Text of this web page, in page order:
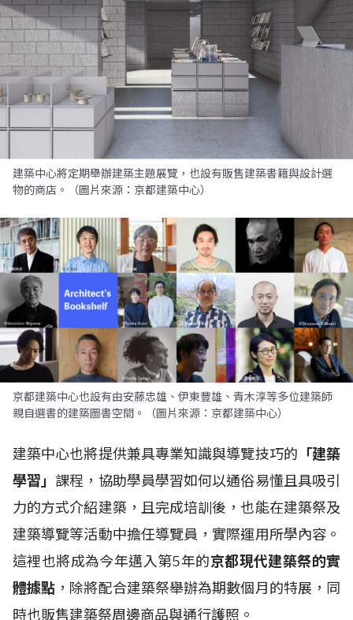
建築中心將定期舉辦建築主題展覽，也設有販售建築書籍與設計選
物的商店。（圖片來源：京都建築中心）
京都建築中心也設有由安藤忠雄、伊東豐雄、青木淳等多位建築師
親自選書的建築圖書空間。（圖片來源：京都建築中心）
建築中心也將提供兼具專業知識與導覽技巧的 「建築
學習」 課程，協助學員學習如何以通俗易懂且具吸引
力的方式介紹建築，且完成培訓後，也能在建築祭及
建築導覽等活動中擔任導覽員，實際運用所學內容。
這裡也將成為今年邁入第5年的京都現代建築祭的實
體據點 ，除將配合建築祭舉辦為期數個月的特展，同
時也販售建築祭周邊商品與通行護照。